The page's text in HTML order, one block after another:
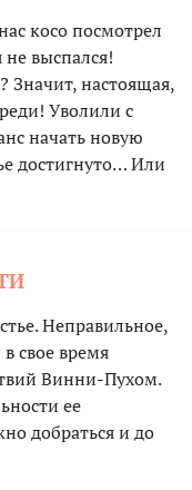
косо посмотрел
выспался!
Значит, настоящая,
Уволили с
начать новую
достигнуто… Или
Неправильное,
свое время
Винни-Пухом.
ее
добраться и до